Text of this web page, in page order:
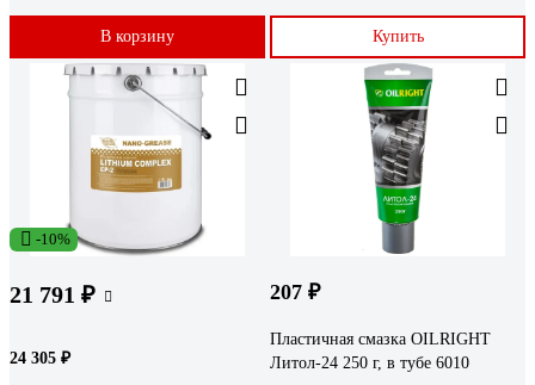
В корзину Купить
-10%
21 791 ₽
24 305 ₽
207 ₽
Пластичная смазка OILRIGHT
Литол-24 250 г, в тубе 6010